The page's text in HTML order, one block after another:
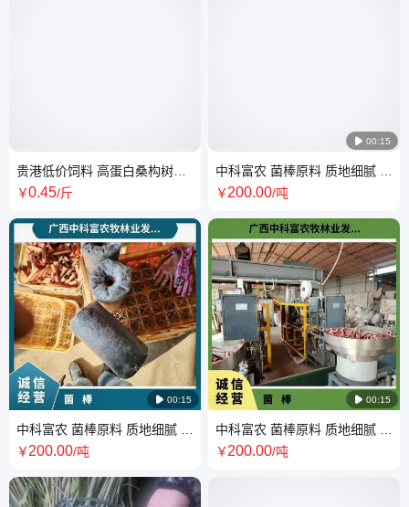
贵港低价饲料 高蛋白桑构树桑
叶生态发酵料中科富
￥0.45/斤
 00:15
中科富农 菌棒原料 质地细腻 形
态各异 生长周期短
￥200.00/吨
 00:15
中科富农 菌棒原料 质地细腻 空
间占用少 易于管理
￥200.00/吨
 00:15
中科富农 菌棒原料 质地细腻 形
态各异 易于管理
￥200.00/吨